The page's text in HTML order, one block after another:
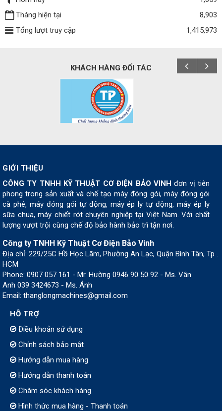
Tháng hiện tại
8,903
Tổng lượt truy cập
1,415,973
KHÁCH HÀNG ĐỐI TÁC
GIỚI THIỆU
CÔNG TY TNHH KỸ THUẬT CƠ ĐIỆN BẢO VINH đơn vị tiên
phong trong sản xuất và chế tạo máy đóng gói, máy đóng gói
cà phê, máy đóng gói tự động, máy ép ly tự động, máy ép ly
sữa chua, máy chiết rót chuyên nghiệp tại Việt Nam. Với chất
lượng vượt trội cùng chế độ bảo hành bảo trì tận nơi.
Công ty TNHH Kỹ Thuật Cơ Điện Bảo Vinh
Địa chỉ: 229/25C Hồ Học Lãm, Phường An Lạc, Quận Bình Tân, Tp .
HCM
Phone: 0907 057 161 - Mr. Hường 0946 90 50 92 - Ms. Vân
Anh 039 3424673 - Ms. Ánh
Email: thanglongmachines@gmail.com
HỖ TRỢ
Điều khoản sử dụng
Chính sách bảo mật
Hướng dẫn mua hàng
Hướng dẫn thanh toán
Chăm sóc khách hàng
Hình thức mua hàng - Thanh toán